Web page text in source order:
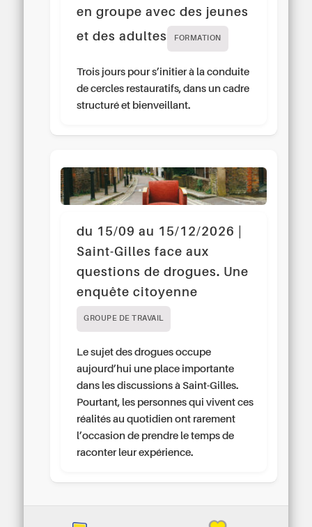
en groupe avec des jeunes
et des adultes
FORMATION
Trois jours pour s’initier à la conduite
de cercles restauratifs, dans un cadre
structuré et bienveillant.
du 15/09 au 15/12/2026 |
Saint-Gilles face aux
questions de drogues. Une
enquête citoyenne
GROUPE DE TRAVAIL
Le sujet des drogues occupe
aujourd’hui une place importante
dans les discussions à Saint-Gilles.
Pourtant, les personnes qui vivent ces
réalités au quotidien ont rarement
l’occasion de prendre le temps de
raconter leur expérience.